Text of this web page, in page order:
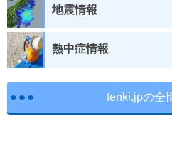
地震情報
熱中症情報
tenki.jpの全